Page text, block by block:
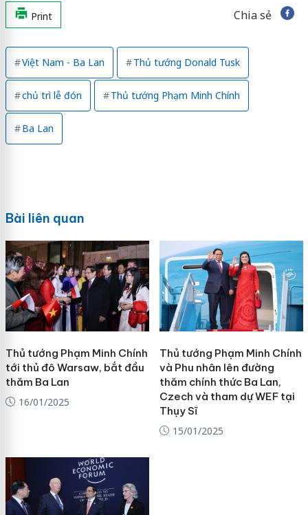
Print Chia sẻ
Việt Nam - Ba Lan Thủ tướng Donald Tusk
chủ trì lễ đón Thủ tướng Phạm Minh Chính
Ba Lan
Bài liên quan
Thủ tướng Phạm Minh Chính
tới thủ đô Warsaw, bắt đầu
thăm Ba Lan
16/01/2025
Thủ tướng Phạm Minh Chính
và Phu nhân lên đường
thăm chính thức Ba Lan,
Czech và tham dự WEF tại
Thụy Sĩ
15/01/2025